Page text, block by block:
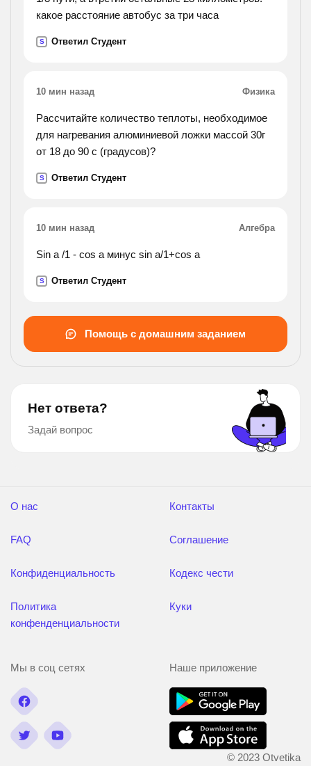
какое расстояние автобус за три часа
S Ответил Студент
10 мин назад Физика
Рассчитайте количество теплоты, необходимое
для нагревания алюминиевой ложки массой 30г
от 18 до 90 с (градусов)?
S Ответил Студент
10 мин назад Алгебра
Sin a /1 - cos a минус sin a/1+cos a
S Ответил Студент
Помощь с домашним заданием
Нет ответа?
Задай вопрос
О нас
FAQ
Конфиденциальность
Политика
конфенденциальности
Контакты
Соглашение
Кодекс чести
Куки
Мы в соц сетях Наше приложение
© 2023 Otvetika